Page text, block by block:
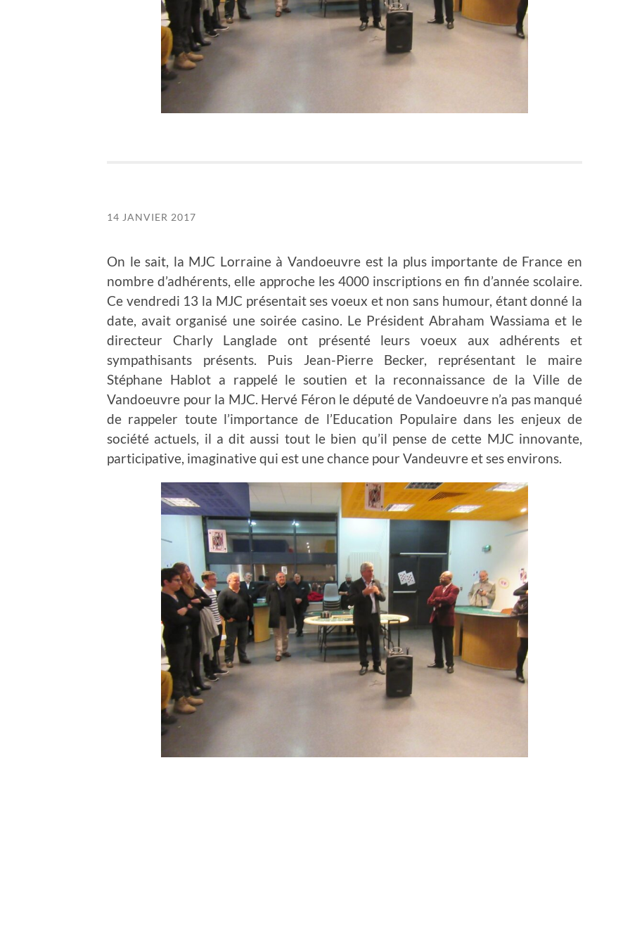
14 JANVIER 2017
On le sait, la MJC Lorraine à Vandoeuvre est la plus importante de France en
nombre d’adhérents, elle approche les 4000 inscriptions en fin d’année scolaire.
Ce vendredi 13 la MJC présentait ses voeux et non sans humour, étant donné la
date, avait organisé une soirée casino. Le Président Abraham Wassiama et le
directeur Charly Langlade ont présenté leurs voeux aux adhérents et
sympathisants présents. Puis Jean-Pierre Becker, représentant le maire
Stéphane Hablot a rappelé le soutien et la reconnaissance de la Ville de
Vandoeuvre pour la MJC. Hervé Féron le député de Vandoeuvre n’a pas manqué
de rappeler toute l’importance de l’Education Populaire dans les enjeux de
société actuels, il a dit aussi tout le bien qu’il pense de cette MJC innovante,
participative, imaginative qui est une chance pour Vandeuvre et ses environs.